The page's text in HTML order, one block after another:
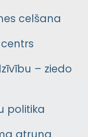
celšana
– ziedo
politika